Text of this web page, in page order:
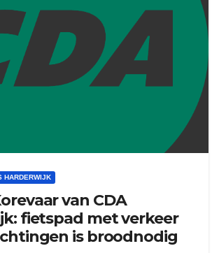
HARDERWIJK
van CDA
fietspad met verkeer
is broodnodig